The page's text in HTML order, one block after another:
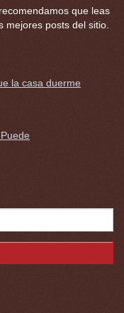
que leas
mejores posts del sitio.
la casa duerme